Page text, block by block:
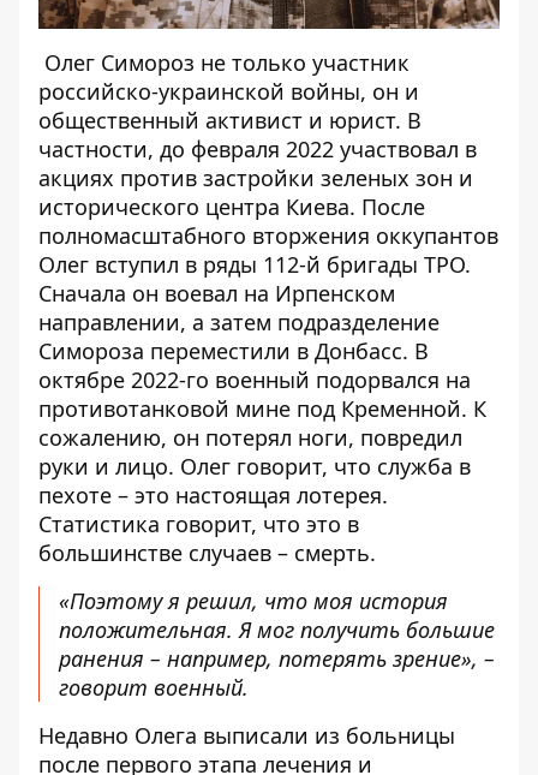
Олег Симороз не только участник
российско-украинской войны, он и
общественный активист и юрист. В
частности, до февраля 2022 участвовал в
акциях против застройки зеленых зон и
исторического центра Киева. После
полномасштабного вторжения оккупантов
Олег вступил в ряды 112-й бригады ТРО.
Сначала он воевал на Ирпенском
направлении, а затем подразделение
Симороза переместили в Донбасс. В
октябре 2022-го военный подорвался на
противотанковой мине под Кременной. К
сожалению, он потерял ноги, повредил
руки и лицо. Олег говорит, что служба в
пехоте – это настоящая лотерея.
Статистика говорит, что это в
большинстве случаев – смерть.
«Поэтому я решил, что моя история
положительная. Я мог получить большие
ранения – например, потерять зрение», –
говорит военный.
Недавно Олега выписали из больницы
после первого этапа лечения и